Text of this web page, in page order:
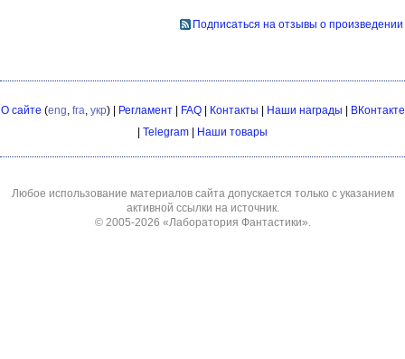
Подписаться на отзывы о произведении
О сайте (eng, fra, укр) | Регламент| FAQ| Контакты Наши награды
ВКонтакте
Telegram Наши товары
Любое использование материалов сайта допускается только с указанием
активной ссылки на источник.
© 2005-2026 «Лаборатория Фантастики».